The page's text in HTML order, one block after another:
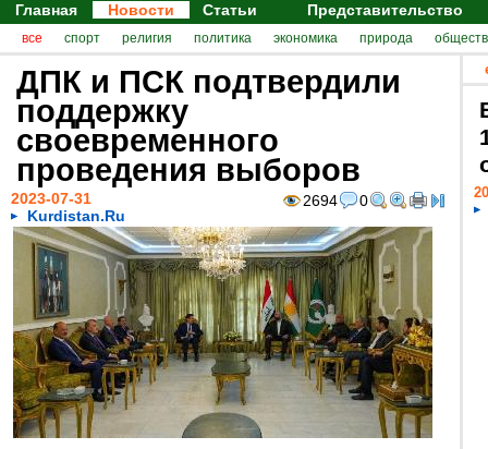
Главная Новости Статьи Представительство
все спорт религия политика экономика природа
ДПК и ПСК подтвердили
поддержку
своевременного
проведения выборов
2694 0
2023-07-31
Kurdistan.Ru